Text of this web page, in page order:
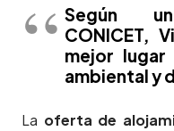
Según
CONICET,
mejor
ambiental y
La oferta de